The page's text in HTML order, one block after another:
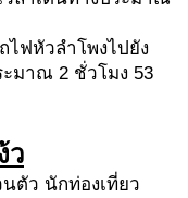
ไฟหัวลำโพงไปยัง
มาณ 2 ชั่วโมง 53
ว
ตัว นักท่องเที่ยว